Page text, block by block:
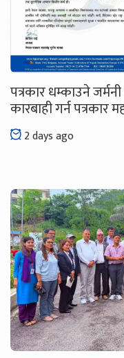
पत्रकार धम्काउने
कारबाही गर्न पत्रकार
2 days ago